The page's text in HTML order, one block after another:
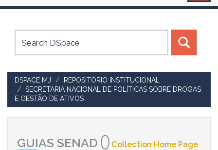
Canais
DSPACE MJ
REPOSITÓRIO INSTITUCIONAL
SECRETARIA NACIONAL DE POLÍTICAS SOBRE DROGAS
E GESTÃO DE ATIVOS
GUIAS SENAD Collection Home Page